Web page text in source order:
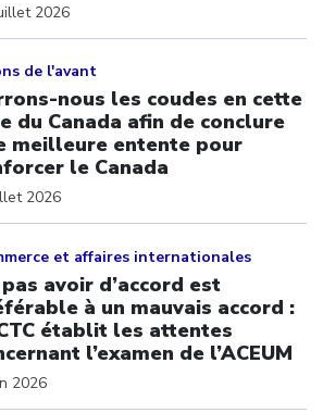
2026
de l'avant
nous les coudes en cette
du Canada afin de conclure
meilleure entente pour
le Canada
2026
et affaires internationales
pas avoir d’accord est
à un mauvais accord :
établit les attentes
l’examen de l’ACEUM
2026